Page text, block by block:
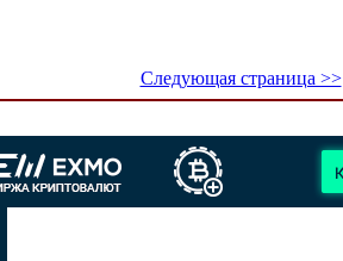
Следующая страница >>